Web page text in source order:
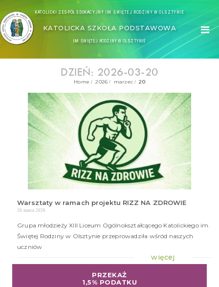
KATOLICKI ZESPÓŁ EDUKACYJNY IM. ŚWIĘTEJ RODZINY W OLSZTYNIE
KATOLICKA SZKOŁA PODSTAWOWA
IM. ŚWIĘTEJ RODZINY W OLSZTYNIE
DZIEŃ: 2026-03-20
Home 2026 marzec 20
Warsztaty w ramach projektu RIZZ NA ZDROWIE
20 marca 2026
Grupa młodzieży XIII Liceum Ogólnokształcącego Katolickiego im.
Świętej Rodziny w Olsztynie przeprowadziła wśród naszych
uczniów
więcej
PRZEKAŻ
1,5% PODATKU